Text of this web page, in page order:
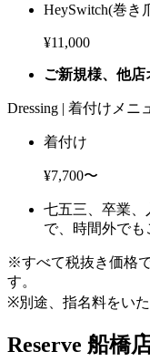
HeySwitch(巻き
¥11,000
ご新規様、他店
Dressing | 着付けメニ
着付け
¥7,700〜
七五三、卒業
で、時間外でも
※すべて税抜き価格
す。
※別途、指名料をい
Reserve 船橋